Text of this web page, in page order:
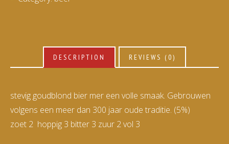
DESCRIPTION REVIEWS (0)
stevig goudblond bier mer een volle smaak. Gebrouwen
volgens een meer dan 300 jaar oude traditie. (5%)
zoet 2 hoppig 3 bitter 3 zuur 2 vol 3